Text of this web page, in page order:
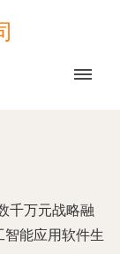
千万元战略融
能应用软件生